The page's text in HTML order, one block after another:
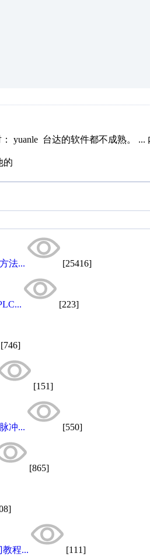
yuanle 台达的软件都不成熟。 ...
的
法... [25416]
[223]
[746]
[151]
冲... [550]
[865]
程... [111]